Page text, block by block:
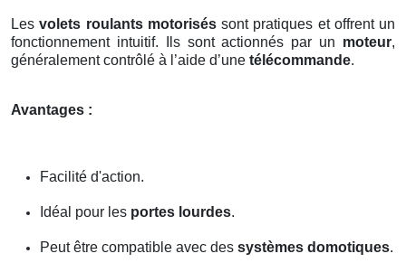
Lesvolets roulants motoriséssont pratiques et offrent un
fonctionnement intuitif. Ils sont actionnés par un moteur,
généralement contrôlé à l’aide d’une télécommande.
Avantages :
Facilité d'action.
Idéal pour les portes lourdes.
Peut être compatible avec des systèmes domotiques.